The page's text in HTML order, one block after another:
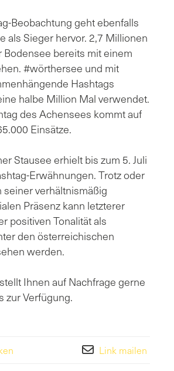
Beobachtung geht ebenfalls
als Sieger hervor. 2,7 Millionen
bereits mit einem
#wörthersee und mit
Hashtags
halbe Million Mal verwendet.
des Achensees kommt auf
Einsätze.
Stausee erhielt bis zum 5. Juli
Erwähnungen. Trotz oder
verhältnismäßig
Präsenz kann letzterer
positiven Tonalität als
den österreichischen
werden.
stellt Ihnen auf Nachfrage gerne
zur Verfügung.
Link mailen